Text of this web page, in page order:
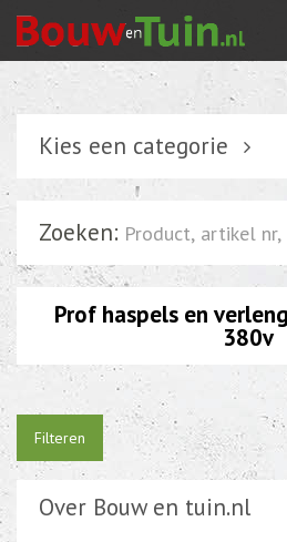
Kies een categorie
Verlichting
Inbouwdoos-kabeldoos
Bevestigingsmateriaal
Tuin elektriciteit
Tuinverlichting
Grondspots met
Zoeken:
Prof haspels en
380v
Filteren
Over Bouw en tuin.nl